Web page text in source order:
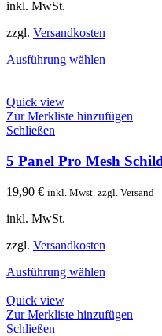
war:
inkl. MwSt.
zzgl. Versandkosten
Ausführung wählen
Quick view
Zur Merkliste hinzufügen
Schließen
5 Panel Pro Mesh
19,90 € inkl. Mwst. zzgl. Versand
inkl. MwSt.
zzgl. Versandkosten
Ausführung wählen
Quick view
Zur Merkliste hinzufügen
Schließen